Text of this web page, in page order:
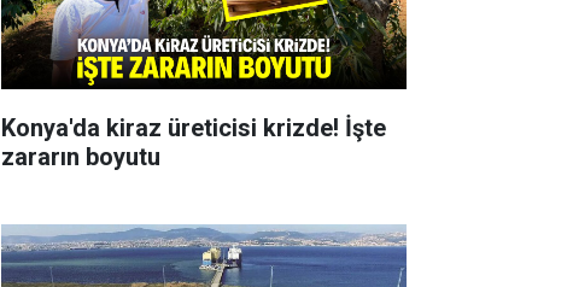
Konya'da kiraz üreticisi krizde! İşte
zararın boyutu